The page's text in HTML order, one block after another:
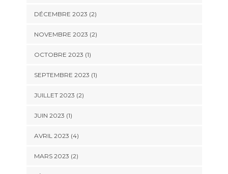
DÉCEMBRE 2023 (2)
NOVEMBRE 2023 (2)
OCTOBRE 2023 (1)
SEPTEMBRE 2023 (1)
JUILLET 2023 (2)
JUIN 2023 (1)
AVRIL 2023 (4)
MARS 2023 (2)